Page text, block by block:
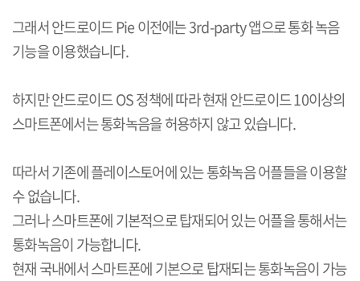
그래서 안드로이드Pie이전에는3rd-party앱으로 통화 녹음
기능을 이용했습니다.
하지만안드로이드OS정책에 따라 현재 안드로이드10이상의
스마트폰에서는 통화녹음을 허용하지 않고 있습니다.
따라서 기존에 플레이스토어에 있는 통화녹음 어플들을 이용할
수 없습니다.
그러나 스마트폰에 기본적으로 탑재되어 있는 어플을 통해서는
통화녹음이 가능합니다.
현재 국내에서 스마트폰에 기본으로 탑재되는 통화녹음이 가능